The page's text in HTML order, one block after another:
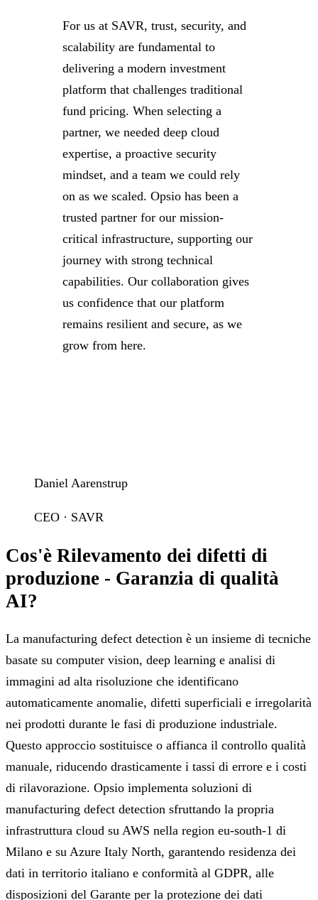
For us at SAVR, trust, security, and
scalability are fundamental to
delivering a modern investment
platform that challenges traditional
fund pricing. When selecting a
partner, we needed deep cloud
expertise, a proactive security
mindset, and a team we could rely
on as we scaled. Opsio has been a
trusted partner for our mission-
critical infrastructure, supporting our
journey with strong technical
capabilities. Our collaboration gives
us confidence that our platform
remains resilient and secure, as we
grow from here.
Daniel Aarenstrup
CEO · SAVR
Cos'è Rilevamento dei difetti di
produzione - Garanzia di qualità
AI?
La manufacturing defect detection è un insieme di tecniche
basate su computer vision, deep learning e analisi di
immagini ad alta risoluzione che identificano
automaticamente anomalie, difetti superficiali e irregolarità
nei prodotti durante le fasi di produzione industriale.
Questo approccio sostituisce o affianca il controllo qualità
manuale, riducendo drasticamente i tassi di errore e i costi
di rilavorazione. Opsio implementa soluzioni di
manufacturing defect detection sfruttando la propria
infrastruttura cloud su AWS nella region eu-south-1 di
Milano e su Azure Italy North, garantendo residenza dei
dati in territorio italiano e conformità al GDPR, alle
disposizioni del Garante per la protezione dei dati